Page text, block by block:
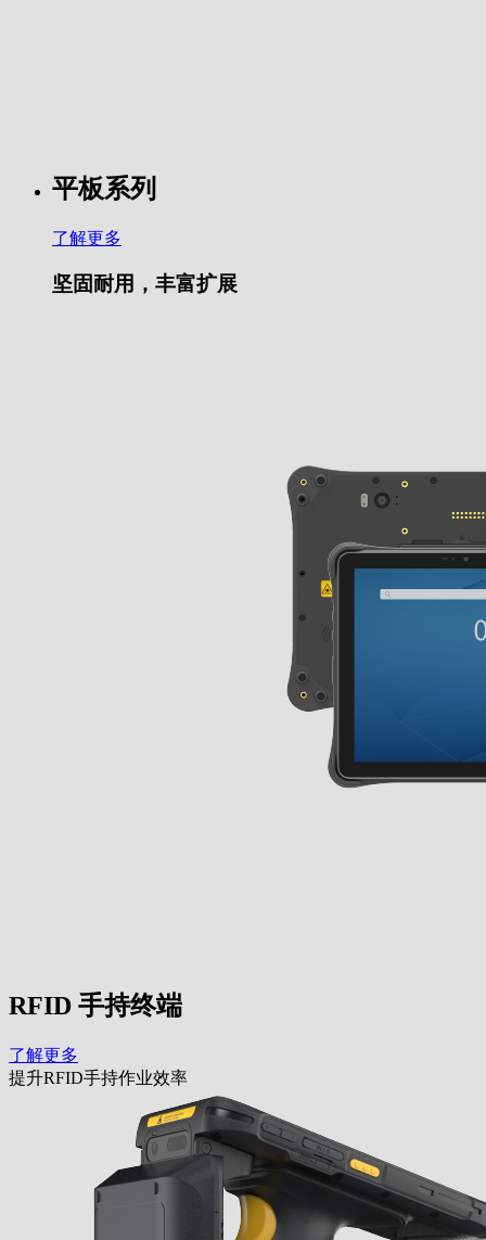
平板系列
了解更多
坚固耐用，丰富扩展
RFID 手持终端
了解更多
提升RFID手持作业效率